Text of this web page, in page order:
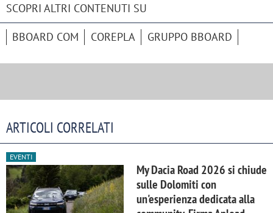
SCOPRI ALTRI CONTENUTI SU
BBOARD COM COREPLA GRUPPO BBOARD
ARTICOLI CORRELATI
EVENTI
My Dacia Road 2026 si chiude
sulle Dolomiti con
un'esperienza dedicata alla